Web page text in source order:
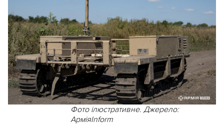
Фото ілюстративне. Джерело:
АрміяInform